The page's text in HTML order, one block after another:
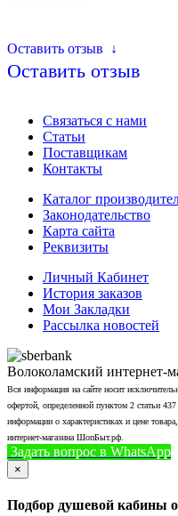
Оставить отзыв ↓
Оставить отзыв
Связаться с нами
Статьи
Поставщикам
Контакты
Каталог
Законодательство
Карта сайта
Реквизиты
Личный Кабинет
История заказов
Мои Закладки
Рассылка новостей
Волоколамский
Вся информация на сайте носит
офертой, определенной пунктом 2 статьи
информации о характеристиках и цене
интернет-магазина ШопБыт.рф.
Задать вопрос в WhatsApp
×
Подбор душевой кабины